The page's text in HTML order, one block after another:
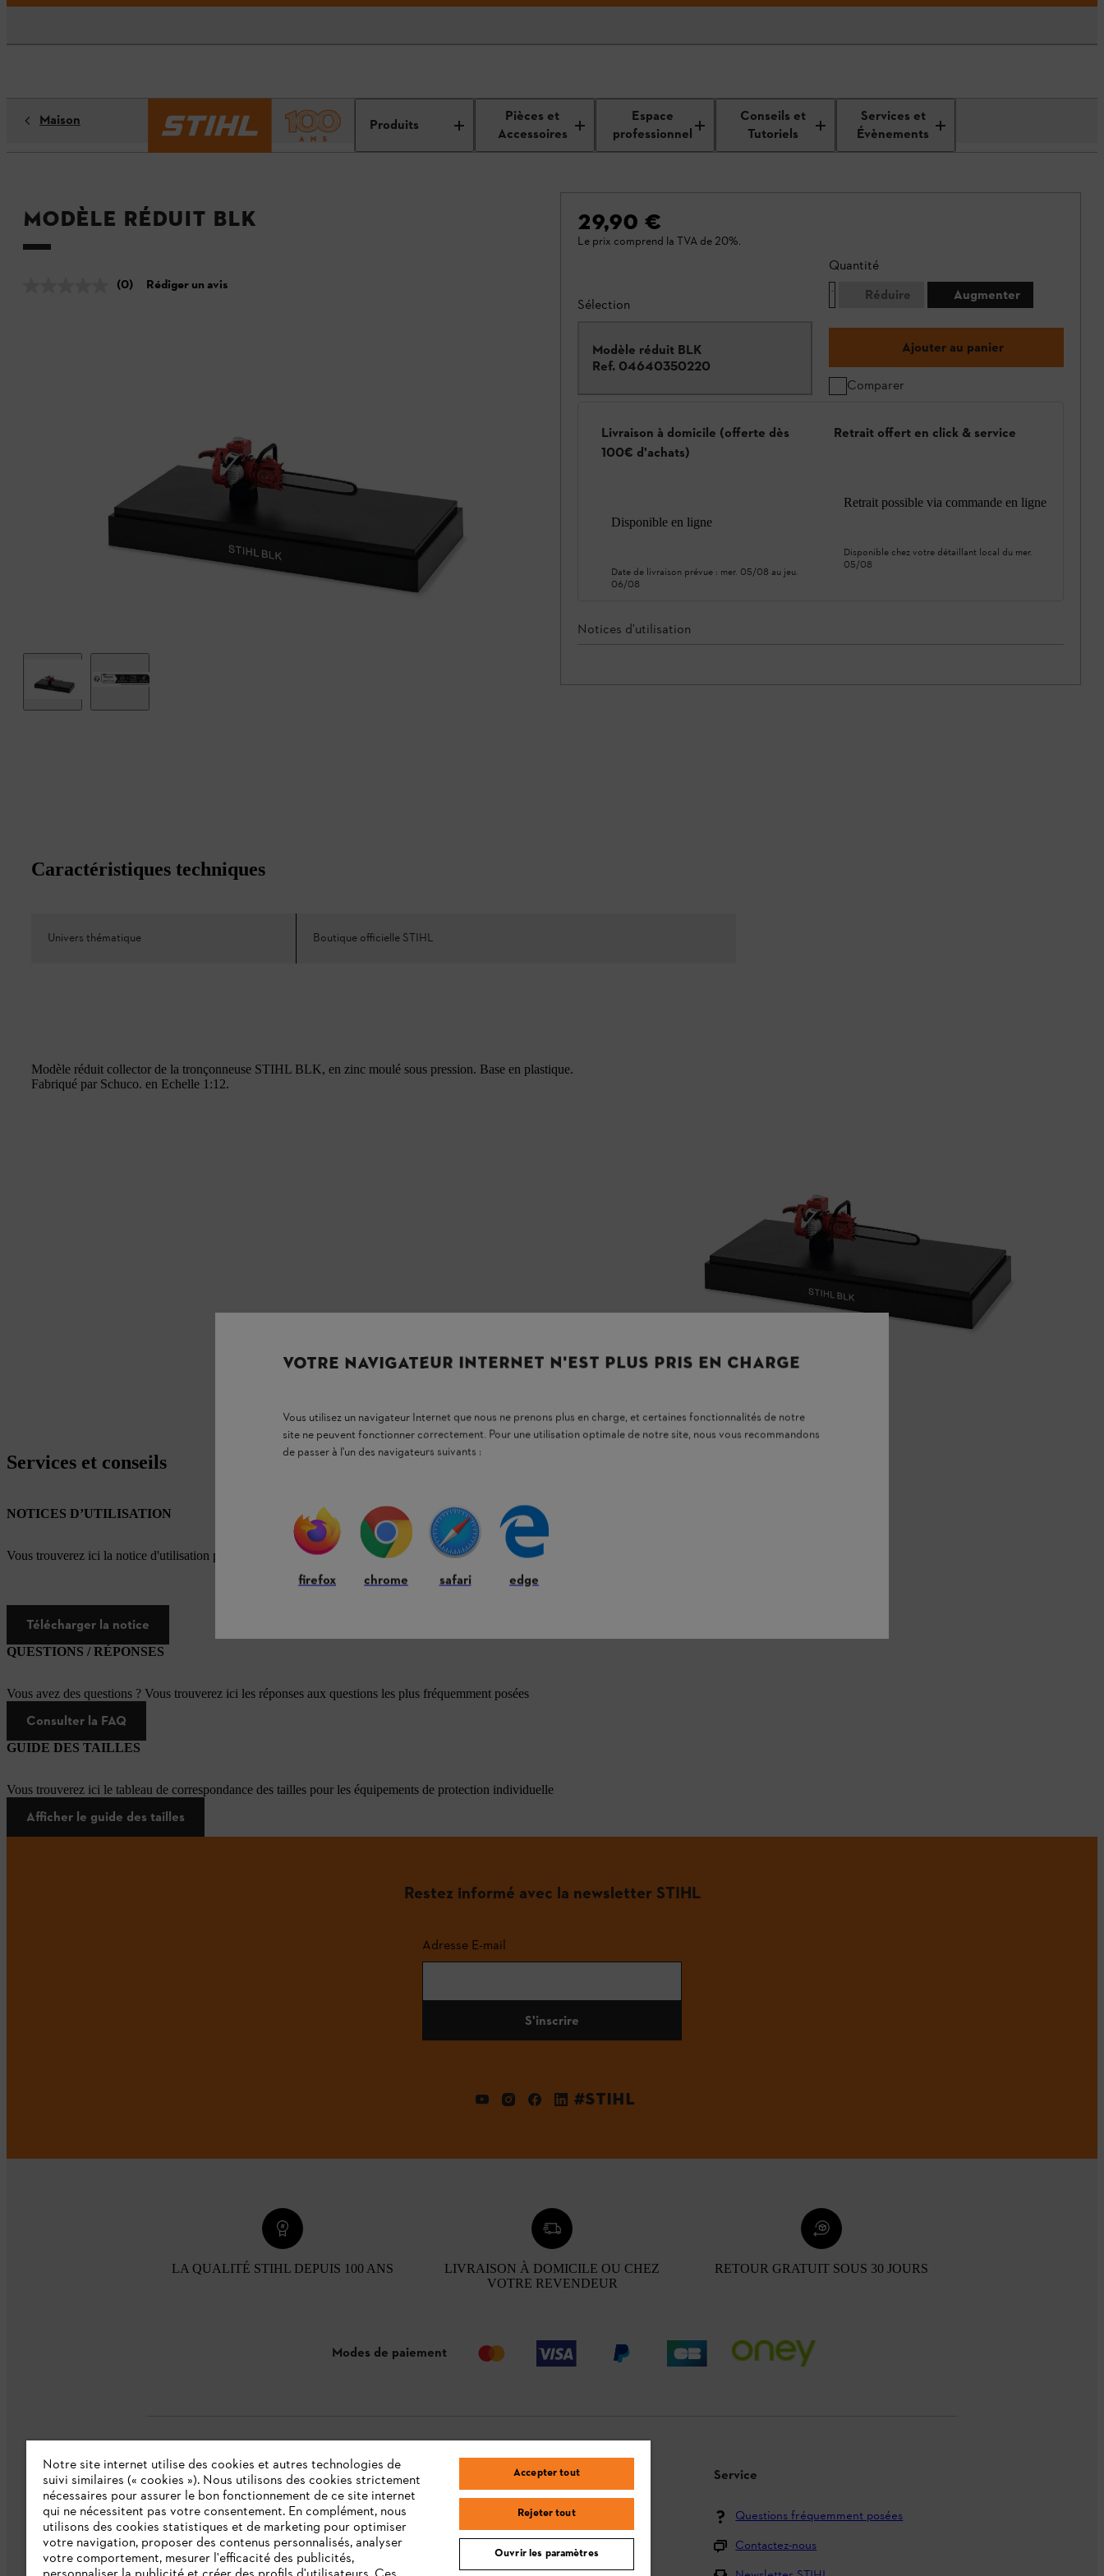
Produits
Pièces et
Accessoires
Espace
professionnel
Conseils et
Tutoriels
Services et
Évènements
Maison
Modèle réduit BLK
(0) Rédiger un avis
29,90 €
Le prix comprend la TVA de 20%.
Sélection
Modèle réduit BLK
Ref. 04640350220
Quantité
Réduire
Augmenter
Ajouter au panier
Comparer
Livraison à domicile (offerte dès
100€ d'achats)
Disponible en ligne
Date de livraison prévue : mer. 05/08 au jeu.
06/08
Retrait offert en click & service
Retrait possible via commande en ligne
Disponible chez votre détaillant local du mer.
05/08
Notices d'utilisation
Caractéristiques techniques
Univers thématique Boutique officielle STIHL
Modèle réduit collector de la tronçonneuse STIHL BLK, en zinc moulé sous pression. Base en plastique.
Fabriqué par Schuco. en Echelle 1:12.
Services et conseils
NOTICES D’UTILISATION
Vous trouverez ici la notice d'utilisation pour ce produit STIHL
Télécharger la notice
QUESTIONS / RÉPONSES
Vous avez des questions ? Vous trouverez ici les réponses aux questions les plus fréquemment posées
Consulter la FAQ
GUIDE DES TAILLES
Vous trouverez ici le tableau de correspondance des tailles pour les équipements de protection individuelle
Afficher le guide des tailles
Restez informé avec la newsletter STIHL
Adresse E-mail
S'inscrire
#STIHL
LA QUALITÉ STIHL DEPUIS 100 ANS
LIVRAISON À DOMICILE OU CHEZ
VOTRE REVENDEUR
RETOUR GRATUIT SOUS 30 JOURS
Modes de paiement
L'Entreprise
Collections STIHL
Qui sommes-nous ?
Questions / Réponses
Moyens de paiement
Service
Questions fréquemment posées
Contactez-nous
VOTRE NAVIGATEUR INTERNET N'EST PLUS PRIS EN CHARGE
Vous utilisez un navigateur Internet que nous ne prenons plus en charge, et certaines fonctionnalités de notre
site ne peuvent fonctionner correctement. Pour une utilisation optimale de notre site, nous vous recommandons
de passer à l'un des navigateurs suivants :
firefox chrome safari edge
Notre site internet utilise des cookies et autres technologies de
suivi similaires (« cookies »). Nous utilisons des cookies strictement
nécessaires pour assurer le bon fonctionnement de ce site internet
qui ne nécessitent pas votre consentement. En complément, nous
utilisons des cookies statistiques et de marketing pour optimiser
votre navigation, proposer des contenus personnalisés, analyser
votre comportement, mesurer l'efficacité des publicités,
Accepter tout
Rejeter tout
Ouvrir les paramètres